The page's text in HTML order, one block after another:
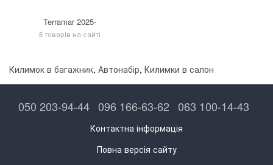
Terramar 2025-
8 товарів на сайті
Килимок в багажник, Автонабір, Килимки в салон
050 203-94-44 096 166-63-62 063 100-14-43
Контактна інформація
Повна версія сайту